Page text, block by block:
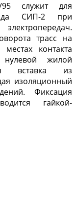
95 служит для
СИП-2 при
трасс на
контакта
нулевой жилой
вставка из
изоляционный
Фиксация
гайкой-